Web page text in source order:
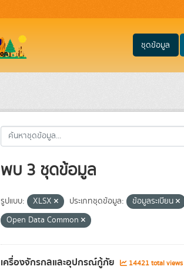
ชุดข้อมูล
พบ 3 ชุดข้อมูล
รูปแบบ: XLSX ประเภทชุดข้อมูล: ข้อมูลระเบียน
Open Data Common
เครื่องจักรกลและอุปกรณ์กู้ภัย 14421 total views